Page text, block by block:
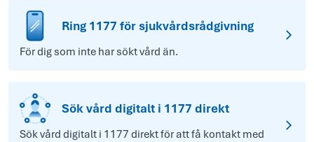
Ring 1177 för sjukvårdsrådgivning
För dig som inte har sökt vård än.
Sök vård digitalt i 1177 direkt
Sök vård digitalt i 1177 direkt för att få kontakt med